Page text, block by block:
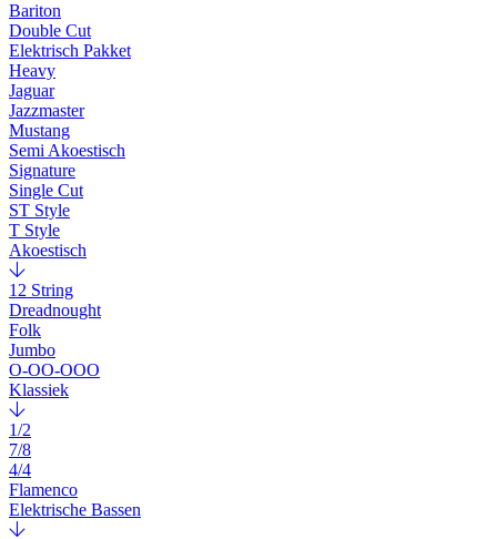
Bariton
Double Cut
Elektrisch Pakket
Heavy
Jaguar
Jazzmaster
Mustang
Semi Akoestisch
Signature
Single Cut
ST Style
T Style
Akoestisch
12 String
Dreadnought
Folk
Jumbo
O-OO-OOO
Klassiek
1/2
7/8
4/4
Flamenco
Elektrische Bassen